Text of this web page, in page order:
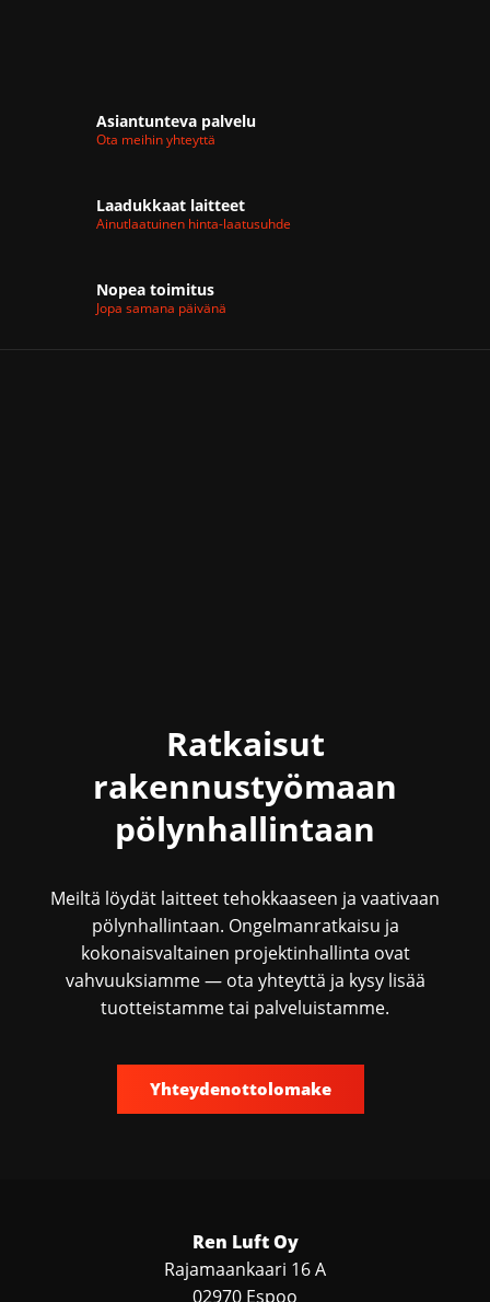
Asiantunteva palvelu
Ota meihin yhteyttä
Laadukkaat laitteet
Ainutlaatuinen hinta-laatusuhde
Nopea toimitus
Jopa samana päivänä
Ratkaisut
rakennustyömaan
pölynhallintaan
Meiltä löydät laitteet tehokkaaseen ja vaativaan
pölynhallintaan. Ongelmanratkaisu ja
kokonaisvaltainen projektinhallinta ovat
vahvuuksiamme — ota yhteyttä ja kysy lisää
tuotteistamme tai palveluistamme.
Yhteydenottolomake
Ren Luft Oy
Rajamaankaari 16 A
02970 Espoo